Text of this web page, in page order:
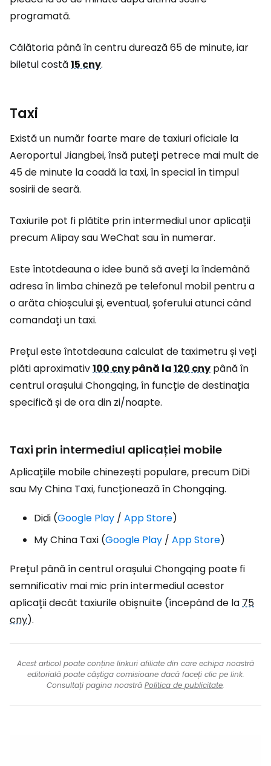
programată.
Călătoria până în centru durează 65 de minute, iar
biletul costă15 cny.
Taxi
Există un număr foarte mare de taxiuri oficiale la
Aeroportul Jiangbei, însă puteți petrece mai mult de
45 de minute la coadă la taxi, în special în timpul
sosirii de seară.
Taxiurile pot fi plătite prin intermediul unor aplicații
precum Alipay sau WeChat sau în numerar.
Este întotdeauna o idee bună să aveți la îndemână
adresa în limba chineză pe telefonul mobil pentru a
o arăta chioșcului și, eventual, șoferului atunci când
comandați un taxi.
Prețul este întotdeauna calculat de taximetru și veți
plăti aproximativ100 cnypână la120 cny până în
centrul orașului Chongqing, în funcție de destinația
specifică și de ora din zi/noapte.
Taxi prin intermediul aplicației mobile
Aplicațiile mobile chinezești populare, precum DiDi
sau My China Taxi, funcționează în Chongqing.
Didi (Google Play / App Store)
My China Taxi (Google Play / App Store)
Prețul până în centrul orașului Chongqing poate fi
semnificativ mai mic prin intermediul acestor
aplicații decât taxiurile obișnuite (începând de la75
cny).
Acest articol poate conține linkuri afiliate din care echipa noastră
editorială poate câștiga comisioane dacă faceți clic pe link.
Consultați pagina noastră Politica de publicitate.